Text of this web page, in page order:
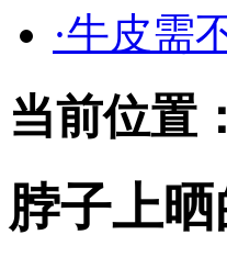
·牛皮需
当前位置：
脖子上